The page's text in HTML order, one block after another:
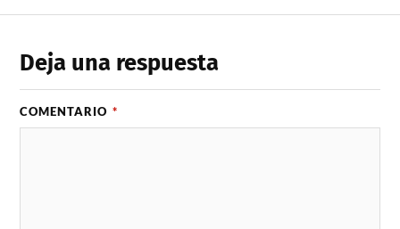
Deja una respuesta
COMENTARIO *